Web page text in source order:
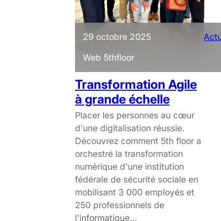
29 octobre 2025
Web 5thfloor
Transformation Agile
à grande échelle
Placer les personnes au cœur
d'une digitalisation réussie.
Découvrez comment 5th floor a
orchestré la transformation
numérique d'une institution
fédérale de sécurité sociale en
mobilisant 3 000 employés et
250 professionnels de
l'informatique...